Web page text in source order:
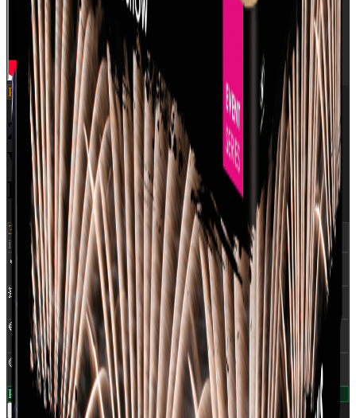
Pyroshow SKU: 2610
2610 - SILVER GLITTERING
WILLOW WITH SILVER
BLINKING TAIL
379 kr.
inkl. moms
🔥
NEM 0,283 Kg
💥 Skud:25
🔵 Rør Ø 25 mm
🟡 Klasse:1,4G
På lager — klar til levering
−
+